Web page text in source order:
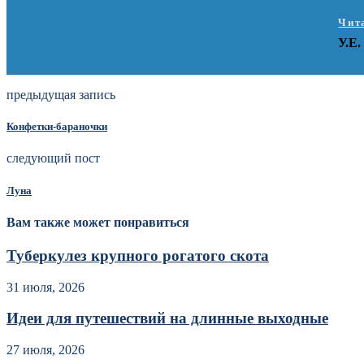
У.Е.
предыдущая запись
Конфетки-бараночки
следующий пост
Луна
Вам также может понравиться
Туберкулез крупного рогатого скота
31 июля, 2026
Идеи для путешествий на длинные выходные
27 июля, 2026